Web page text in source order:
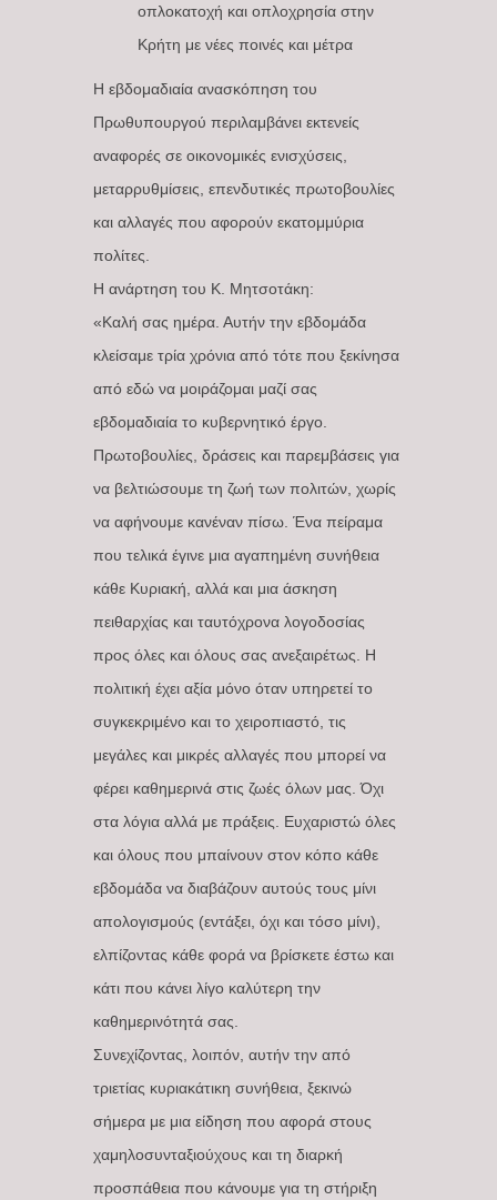
οπλοκατοχή και οπλοχρησία στην
Κρήτη με νέες ποινές και μέτρα
Η εβδομαδιαία ανασκόπηση του
Πρωθυπουργού περιλαμβάνει εκτενείς
αναφορές σε οικονομικές ενισχύσεις,
μεταρρυθμίσεις, επενδυτικές πρωτοβουλίες
και αλλαγές που αφορούν εκατομμύρια
πολίτες.
Η ανάρτηση του Κ. Μητσοτάκη:
«Καλή σας ημέρα. Αυτήν την εβδομάδα
κλείσαμε τρία χρόνια από τότε που ξεκίνησα
από εδώ να μοιράζομαι μαζί σας
εβδομαδιαία το κυβερνητικό έργο.
Πρωτοβουλίες, δράσεις και παρεμβάσεις για
να βελτιώσουμε τη ζωή των πολιτών, χωρίς
να αφήνουμε κανέναν πίσω. Ένα πείραμα
που τελικά έγινε μια αγαπημένη συνήθεια
κάθε Κυριακή, αλλά και μια άσκηση
πειθαρχίας και ταυτόχρονα λογοδοσίας
προς όλες και όλους σας ανεξαιρέτως. Η
πολιτική έχει αξία μόνο όταν υπηρετεί το
συγκεκριμένο και το χειροπιαστό, τις
μεγάλες και μικρές αλλαγές που μπορεί να
φέρει καθημερινά στις ζωές όλων μας. Όχι
στα λόγια αλλά με πράξεις. Ευχαριστώ όλες
και όλους που μπαίνουν στον κόπο κάθε
εβδομάδα να διαβάζουν αυτούς τους μίνι
απολογισμούς (εντάξει, όχι και τόσο μίνι),
ελπίζοντας κάθε φορά να βρίσκετε έστω και
κάτι που κάνει λίγο καλύτερη την
καθημερινότητά σας.
Συνεχίζοντας, λοιπόν, αυτήν την από
τριετίας κυριακάτικη συνήθεια, ξεκινώ
σήμερα με μια είδηση που αφορά στους
χαμηλοσυνταξιούχους και τη διαρκή
προσπάθεια που κάνουμε για τη στήριξη